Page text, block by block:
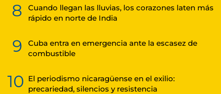
8
Cuando llegan las lluvias, los corazones laten más
rápido en norte de India
9
Cuba entra en emergencia ante la escasez de
combustible
10 El periodismo nicaragüense en el exilio:
precariedad, silencios y resistencia